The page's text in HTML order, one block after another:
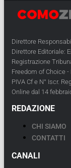
Direttore
Direttore Editoriale:
Registrazione
Freedom of Choice
PIVA Cf e N° Iscr.
Online dal 14
REDAZIONE
CHI SIAMO
CONTATTI
CANALI